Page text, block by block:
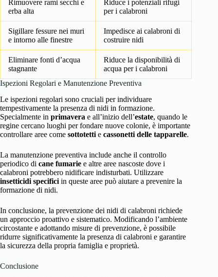
Rimuovere rami secchi e
erba alta
Riduce i potenziali rifugi
per i calabroni
Sigillare fessure nei muri
e intorno alle finestre
Impedisce ai calabroni di
costruire nidi
Eliminare fonti d’acqua
stagnante
Riduce la disponibilità di
acqua per i calabroni
Ispezioni Regolari e Manutenzione Preventiva
Le ispezioni regolari sono cruciali per individuare
tempestivamente la presenza di nidi in formazione.
Specialmente in primavera e all’inizio dell’estate, quando le
regine cercano luoghi per fondare nuove colonie, è importante
controllare aree come sottotetti e cassonetti delle tapparelle.
La manutenzione preventiva include anche il controllo
periodico di cane fumarie e altre aree nascoste dove i
calabroni potrebbero nidificare indisturbati. Utilizzare
insetticidi specifici in queste aree può aiutare a prevenire la
formazione di nidi.
In conclusione, la prevenzione dei nidi di calabroni richiede
un approccio proattivo e sistematico. Modificando l’ambiente
circostante e adottando misure di prevenzione, è possibile
ridurre significativamente la presenza di calabroni e garantire
la sicurezza della propria famiglia e proprietà.
Conclusione